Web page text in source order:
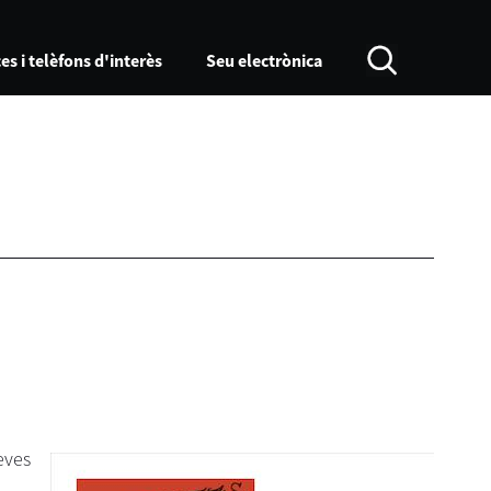
i telèfons d'interès Seu electrònica